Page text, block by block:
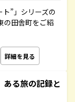
”」シリーズの
の田舎町をご紹
詳細を見る
る旅の記録と